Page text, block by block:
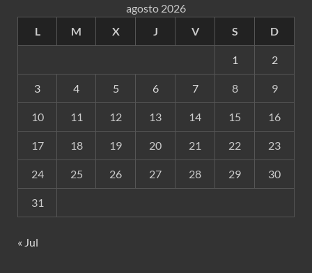
agosto 2026
L
M X J V S D
1 2
3 4 5 6 7 8 9
10 11 12 13 14 15 16
17 18 19 20 21 22 23
24 25 26 27 28 29 30
31
« Jul